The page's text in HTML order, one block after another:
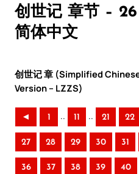
创世记 章节 –
简体中文
创世记 章 (Simplified
Version – LZZS)
◄ 1 .. 11 .. 21 22
27 28 29 30 31
36 37 38 39 40